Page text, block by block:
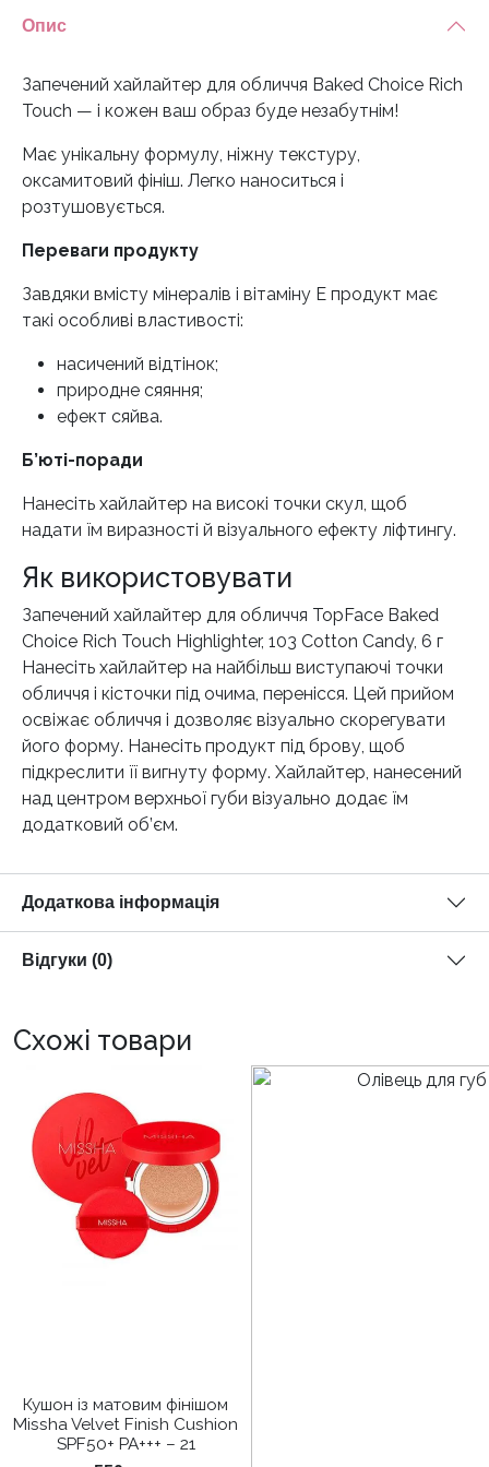
Опис
Запечений хайлайтер для обличчя Baked Choice Rich
Touch — і кожен ваш образ буде незабутнім!
Має унікальну формулу, ніжну текстуру,
оксамитовий фініш. Легко наноситься і
розтушовується.
Переваги продукту
Завдяки вмісту мінералів і вітаміну Е продукт має
такі особливі властивості:
насичений відтінок;
природне сяяння;
ефект сяйва.
Б’юті-поради
Нанесіть хайлайтер на високі точки скул, щоб
надати їм виразності й візуального ефекту ліфтингу.
Як використовувати
Запечений хайлайтер для обличчя TopFace Baked
Choice Rich Touch Highlighter, 103 Cotton Candy, 6 г
Нанесіть хайлайтер на найбільш виступаючі точки
обличчя і кісточки під очима, перенісся. Цей прийом
освіжає обличчя і дозволяє візуально скорегувати
його форму. Нанесіть продукт під брову, щоб
підкреслити її вигнуту форму. Хайлайтер, нанесений
над центром верхньої губи візуально додає їм
додатковий об’єм.
Додаткова інформація
Відгуки (0)
Схожі товари
Кушон із матовим фінішом
Missha Velvet Finish Cushion
SPF50+ PA+++ – 21